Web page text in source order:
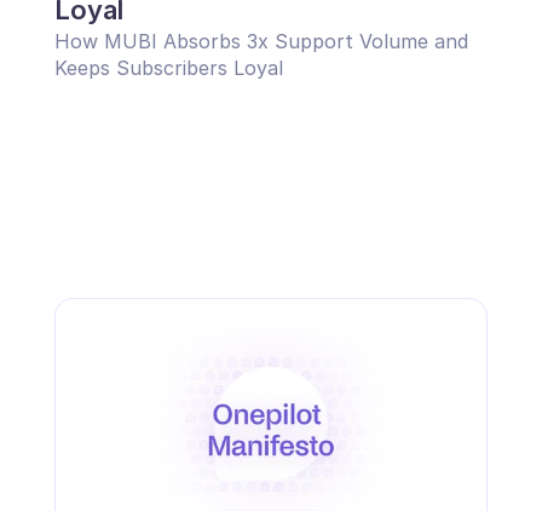
Loyal
How MUBI Absorbs 3x Support Volume and
Keeps Subscribers Loyal